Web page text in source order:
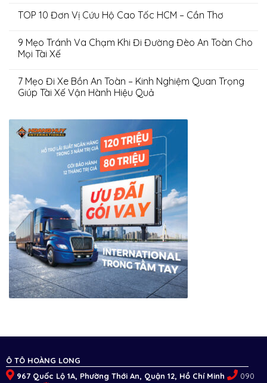
TOP 10 Đơn Vị Cứu Hộ Cao Tốc HCM – Cần Thơ
9 Mẹo Tránh Va Chạm Khi Đi Đường Đèo An Toàn Cho
Mọi Tài Xế
7 Mẹo Đi Xe Bồn An Toàn – Kinh Nghiệm Quan Trọng
Giúp Tài Xế Vận Hành Hiệu Quả
Ô TÔ HOÀNG LONG
967 Quốc Lộ 1A, Phường Thới An, Quận 12, Hồ Chí Minh
090